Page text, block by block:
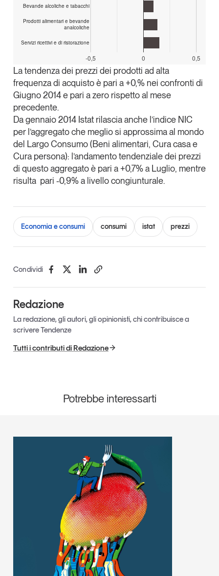
-0,5 0 0,5
Bevande alcoliche e tabacchi
Prodotti alimentari e bevande
analcoliche
Servizi ricettivi e di ristorazione
La tendenza dei prezzi dei prodotti ad alta
frequenza di acquisto è pari a +0,% nei confronti di
Giugno 2014 e pari a zero rispetto al mese
precedente.
Da gennaio 2014 Istat rilascia anche l’indice NIC
per l’aggregato che meglio si approssima al mondo
del Largo Consumo (Beni alimentari, Cura casa e
Cura persona): l’andamento tendenziale dei prezzi
di questo aggregato è pari a +0,7% a Luglio, mentre
risulta pari -0,9% a livello congiunturale.
Economia e consumi consumi istat prezzi
Condividi
Redazione
La redazione, gli autori, gli opinionisti, chi contribuisce a
scrivere Tendenze
Tutti i contributi di Redazione
Potrebbe interessarti